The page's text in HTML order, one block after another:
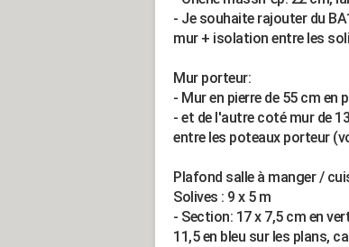
- Je souhaite rajouter du
mur + isolation entre les
Mur porteur:
- Mur en pierre de 55 cm en
- et de l'autre coté mur de
entre les poteaux porteur
Plafond salle à manger /
Solives : 9 x 5 m
- Section: 17 x 7,5 cm en
11,5 en bleu sur les plans,